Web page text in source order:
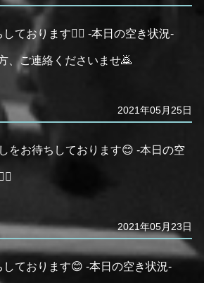
ております🙇‍♂️ -本日の空き状況-
、ご連絡くださいませ🙇
2021年05月25日
をお待ちしております😊 -本日の空
2021年05月23日
ております😊 -本日の空き状況-